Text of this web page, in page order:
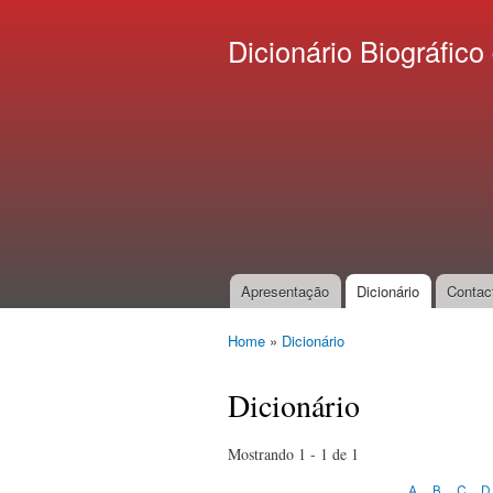
Dicionário
Main menu
Apresentação Dicionário
Home » Dicionário
Dicionário
Mostrando 1 - 1 de 1